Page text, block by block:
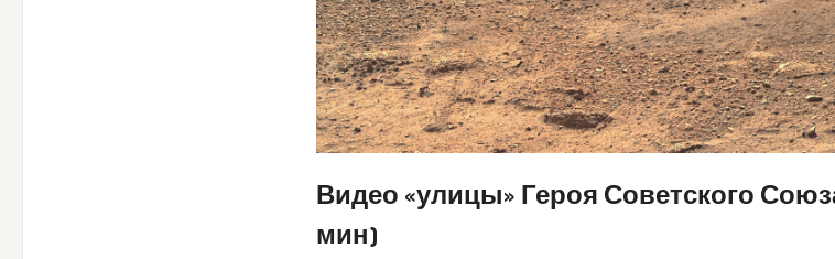
Видео «улицы» Героя Советского
мин)